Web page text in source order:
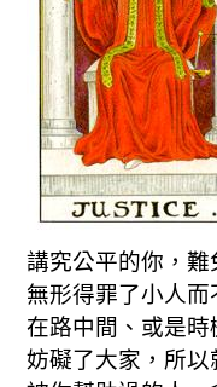
講究公平的你，難
無形得罪了小人
在路中間、或是時
妨礙了大家，所